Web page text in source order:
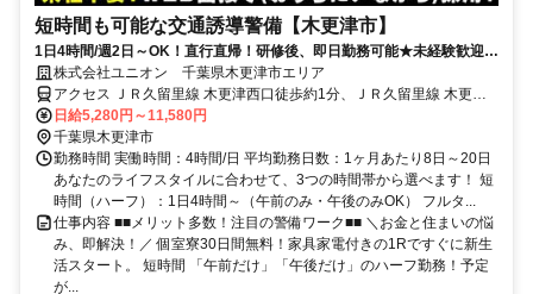
短時間も可能な交通誘導警備【木更津市】
1日4時間/週2日～OK！直行直帰！研修後、即日勤務可能★未経験歓迎！
人々の安全を守り社会に貢献！
株式会社ユニオン 千葉県木更津市エリア
アクセス ＪＲ久留里線 木更津西口徒歩約1分、ＪＲ久留里線 木更津
西口徒歩約1分、ＪＲ久留里線 木更津西口徒歩約1分 千葉県木更津市
エリア（木更津駅、巌根駅、祇園駅、上総清川駅、東清川駅、馬来田
駅等）
日給5,280円～11,580円
千葉県木更津市
勤務時間 実働時間：4時間/日 平均勤務日数：1ヶ月あたり8日～20日
あなたのライフスタイルに合わせて、3つの時間帯から選べます！ 短
時間（ハーフ）：1日4時間～（午前のみ・午後のみOK） フルタ...
仕事内容 ■■メリット多数！注目の警備ワーク■■ ＼お金と住まいの悩
み、即解決！／ 個室寮30日間無料！家具家電付きの1Rですぐに新生
活スタート。 短時間 「午前だけ」「午後だけ」のハーフ勤務！予定
が...